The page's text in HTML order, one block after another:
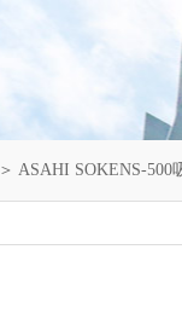
＞ ASAHI SOKENS-